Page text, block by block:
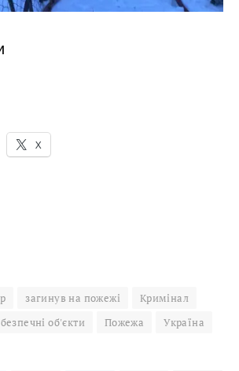
X
загинув на пожежі
Кримінал
об'єкти Пожежа Україна